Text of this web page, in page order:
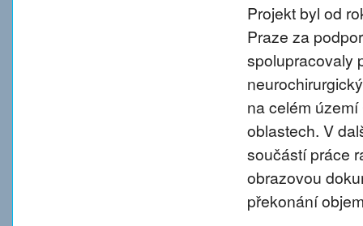
Projekt byl od
Praze za
spolupracovaly
na celém
oblastech. V
součástí práce
obrazovou
překonání